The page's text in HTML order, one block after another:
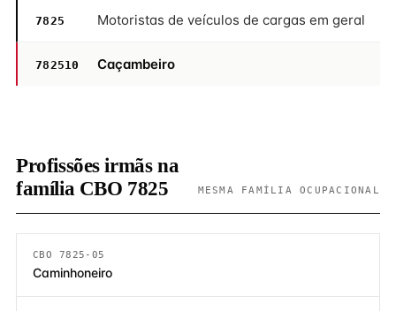
7825 Motoristas de veículos de cargas em geral
782510 Caçambeiro
Profissões irmãs na
família CBO 7825
MESMA FAMÍLIA OCUPACIONAL
CBO 7825-05
Caminhoneiro